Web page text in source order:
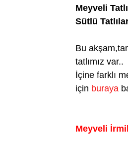
Meyveli
Sütlü
Bu
tatlımız var..
İçine farklı
için buraya
Meyveli